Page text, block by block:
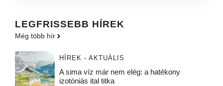
LEGFRISSEBB HÍREK
Még több hír
HÍREK - AKTUÁLIS
A sima víz már nem elég: a hatékony
izotóniás ital titka